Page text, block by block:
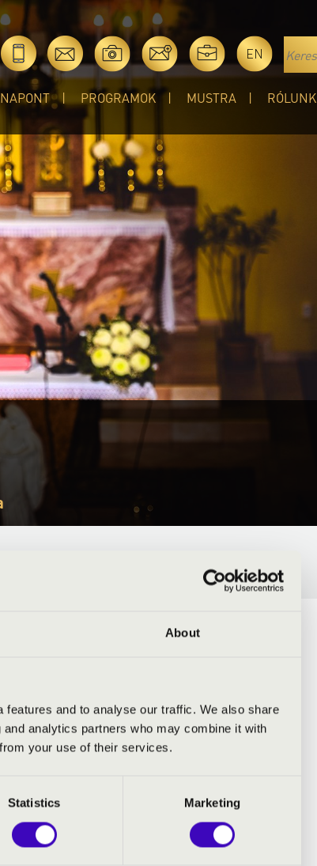
About
and to analyse our traffic. We also share
analytics partners who may combine it with
your use of their services.
Statistics Marketing
EN
PROGRAMOK MUSTRA RÓLUNK
országszerte.